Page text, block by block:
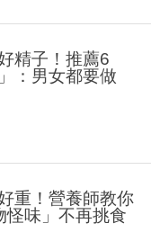
精子！推薦6
：男女都要做
重！營養師教你
怪味」不再挑食